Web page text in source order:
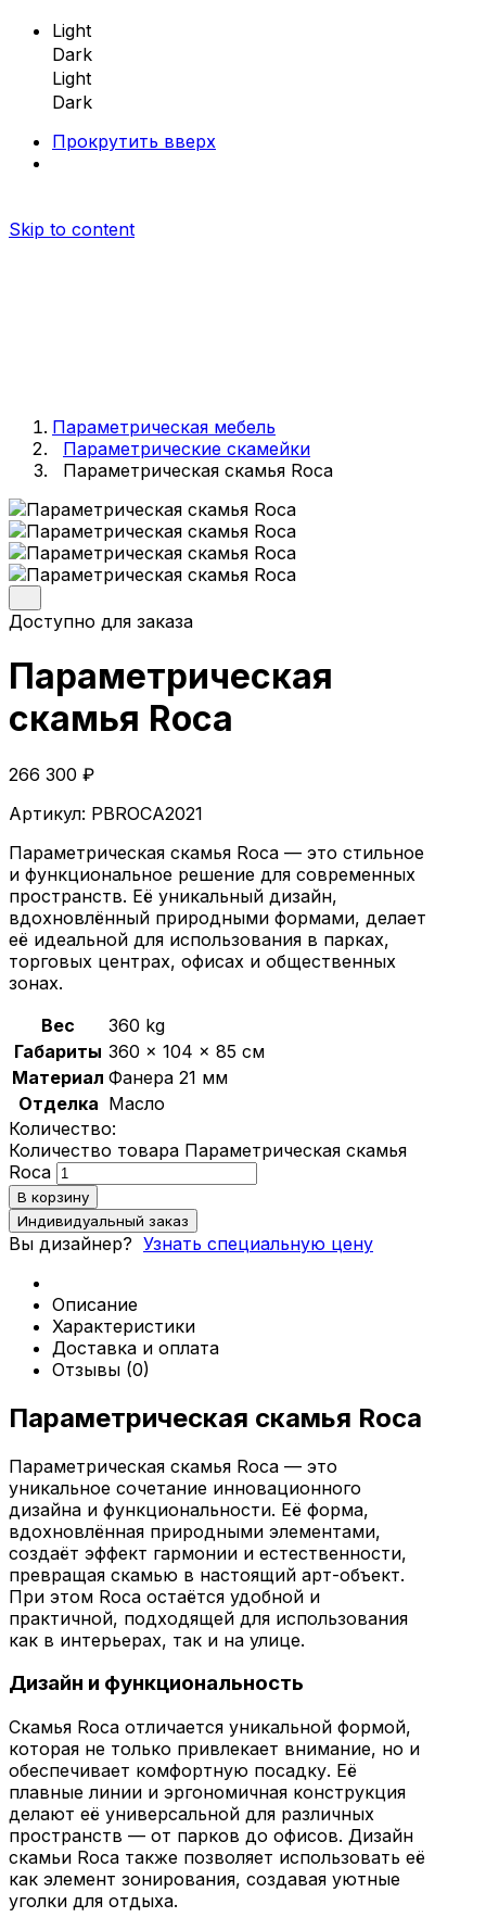
Light
Dark
Light
Dark
Прокрутить вверх
Skip to content
Параметрическая мебель
Параметрические скамейки
Параметрические кресла
Параметрические стойки-ресепшен
Параметрические стены и панно
Параметрические столы
Параметрические шезлонги
Проекты
Главная
Параметрическая мебель
Параметрические стойки-ресепшен
Параметрические столы
Параметрические стены и панно
Параметрические шезлонги
Параметрические кашпо
Проекты
О компании
© 2026 | iParametric - Все права защищены.
0
Обзор корзины
В корзине нет товаров.
Параметрическая мебель
Параметрические скамейки
Параметрическая скамья Roca
Доступно для заказа
Параметрическая
скамья Roca
266 300 ₽
Артикул: PBROCA2021
Параметрическая скамья Roca — это стильное
и функциональное решение для современных
пространств. Её уникальный дизайн,
вдохновлённый природными формами, делает
её идеальной для использования в парках,
торговых центрах, офисах и общественных
зонах.
Вес
360 kg
Габариты 360 × 104 × 85 см
Материал Фанера 21 мм
Отделка Масло
Количество:
Количество товара Параметрическая скамья
Roca
В корзину
Индивидуальный заказ
Вы дизайнер? Узнать специальную цену
Описание
Характеристики
Доставка и оплата
Отзывы (0)
Параметрическая скамья Roca
Параметрическая скамья Roca — это
уникальное сочетание инновационного
дизайна и функциональности. Её форма,
вдохновлённая природными элементами,
создаёт эффект гармонии и естественности,
превращая скамью в настоящий арт-объект.
При этом Roca остаётся удобной и
практичной, подходящей для использования
как в интерьерах, так и на улице.
Дизайн и функциональность
Скамья Roca отличается уникальной формой,
которая не только привлекает внимание, но и
обеспечивает комфортную посадку. Её
плавные линии и эргономичная конструкция
делают её универсальной для различных
пространств — от парков до офисов. Дизайн
скамьи Roca также позволяет использовать её
как элемент зонирования, создавая уютные
уголки для отдыха.